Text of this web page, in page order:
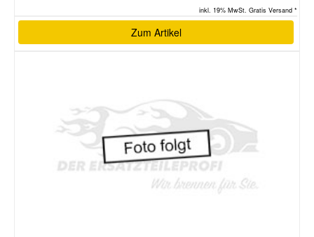
inkl. 19% MwSt. Gratis Versand *
Zum Artikel